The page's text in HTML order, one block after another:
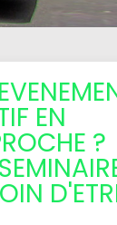
EN
?